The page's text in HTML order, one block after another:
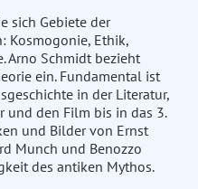
sich Gebiete der
Kosmogonie, Ethik,
Arno Schmidt bezieht
ein. Fundamental ist
in der Literatur,
und den Film bis in das 3.
und Bilder von Ernst
Munch und Benozzo
des antiken Mythos.